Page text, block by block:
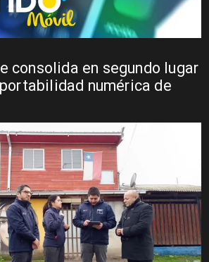
consolida en segundo lugar
numérica de